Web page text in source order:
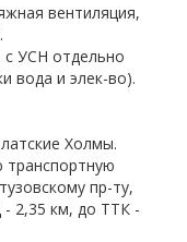
вентиляция,
с УСН отдельно
вода и элек-во).
Холмы.
транспортную
пр-ту,
2,35 км, до ТТК -